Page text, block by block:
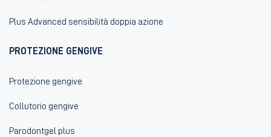
Data: 20/04/2018
Il titolare del trattamento
Plus Advanced sensibilità doppia azione
PROTEZIONE GENGIVE
Protezione gengive
Collutorio gengive
Parodontgel plus